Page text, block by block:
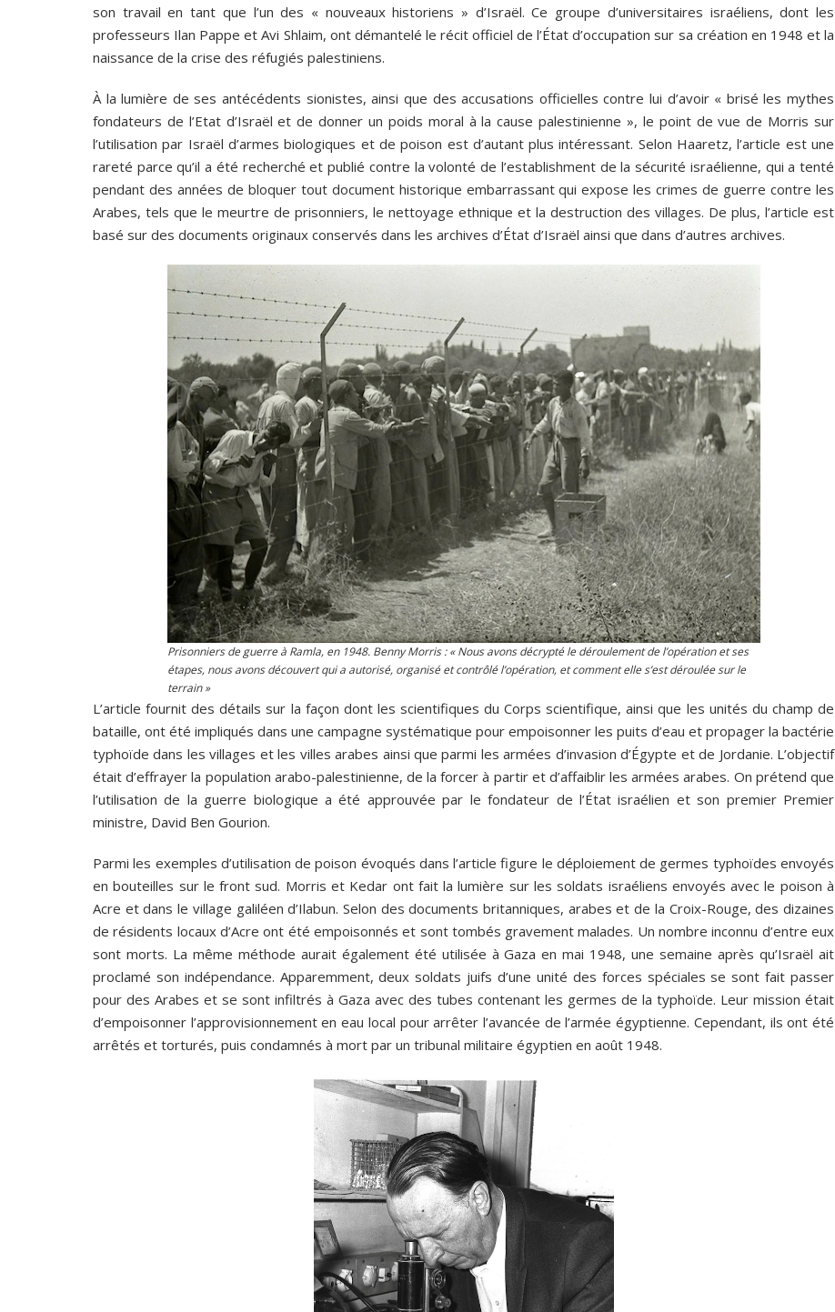
son travail en tant que l’un des « nouveaux historiens » d’Israël. Ce groupe d’universitaires israéliens, dont les
professeurs Ilan Pappe et Avi Shlaim, ont démantelé le récit officiel de l’État d’occupation sur sa création en 1948 et la
naissance de la crise des réfugiés palestiniens.
À la lumière de ses antécédents sionistes, ainsi que des accusations officielles contre lui d’avoir « brisé les mythes
fondateurs de l’Etat d’Israël et de donner un poids moral à la cause palestinienne », le point de vue de Morris sur
l’utilisation par Israël d’armes biologiques et de poison est d’autant plus intéressant. Selon Haaretz, l’article est une
rareté parce qu’il a été recherché et publié contre la volonté de l’establishment de la sécurité israélienne, qui a tenté
pendant des années de bloquer tout document historique embarrassant qui expose les crimes de guerre contre les
Arabes, tels que le meurtre de prisonniers, le nettoyage ethnique et la destruction des villages. De plus, l’article est
basé sur des documents originaux conservés dans les archives d’État d’Israël ainsi que dans d’autres archives.
Prisonniers de guerre à Ramla, en 1948. Benny Morris : « Nous avons décrypté le déroulement de l’opération et ses
étapes, nous avons découvert qui a autorisé, organisé et contrôlé l’opération, et comment elle s’est déroulée sur le
terrain »
L’article fournit des détails sur la façon dont les scientifiques du Corps scientifique, ainsi que les unités du champ de
bataille, ont été impliqués dans une campagne systématique pour empoisonner les puits d’eau et propager la bactérie
typhoïde dans les villages et les villes arabes ainsi que parmi les armées d’invasion d’Égypte et de Jordanie. L’objectif
était d’effrayer la population arabo-palestinienne, de la forcer à partir et d’affaiblir les armées arabes. On prétend que
l’utilisation de la guerre biologique a été approuvée par le fondateur de l’État israélien et son premier Premier
ministre, David Ben Gourion.
Parmi les exemples d’utilisation de poison évoqués dans l’article figure le déploiement de germes typhoïdes envoyés
en bouteilles sur le front sud. Morris et Kedar ont fait la lumière sur les soldats israéliens envoyés avec le poison à
Acre et dans le village galiléen d’Ilabun. Selon des documents britanniques, arabes et de la Croix-Rouge, des dizaines
de résidents locaux d’Acre ont été empoisonnés et sont tombés gravement malades. Un nombre inconnu d’entre eux
sont morts. La même méthode aurait également été utilisée à Gaza en mai 1948, une semaine après qu’Israël ait
proclamé son indépendance. Apparemment, deux soldats juifs d’une unité des forces spéciales se sont fait passer
pour des Arabes et se sont infiltrés à Gaza avec des tubes contenant les germes de la typhoïde. Leur mission était
d’empoisonner l’approvisionnement en eau local pour arrêter l’avancée de l’armée égyptienne. Cependant, ils ont été
arrêtés et torturés, puis condamnés à mort par un tribunal militaire égyptien en août 1948.